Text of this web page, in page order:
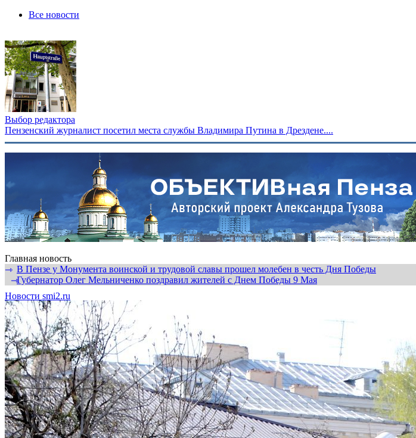
Все новости
Выбор редактора
Пензенский журналист посетил места службы Владимира Путина в Дрездене....
Главная новость
⇾ В Пензе у Монумента воинской и трудовой славы прошел молебен в честь Дня Победы
⇾Губернатор Олег Мельниченко поздравил жителей с Днем Победы 9 Мая
Новости smi2.ru